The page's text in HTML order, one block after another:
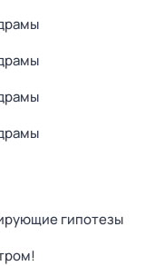
гипотезы